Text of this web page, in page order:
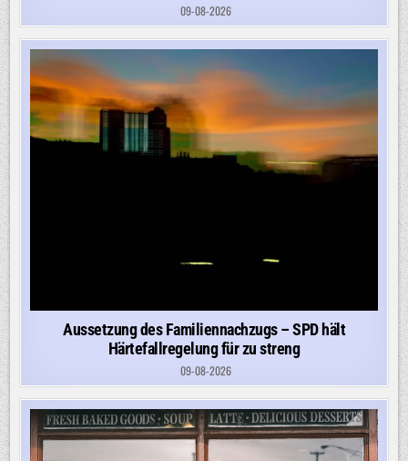
09-08-2026
Aussetzung des Familiennachzugs – SPD hält
Härtefallregelung für zu streng
09-08-2026